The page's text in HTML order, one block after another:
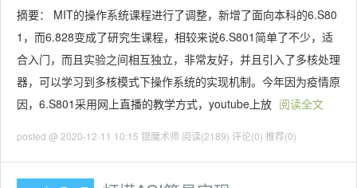
摘要： MIT的操作系统课程进行了调整，新增了面向本科的6.S80
1，而6.828变成了研究生课程，相较来说6.S801简单了不少，适
合入门，而且实验之间相互独立，非常友好，并且引入了多核处理
器，可以学习到多核模式下操作系统的实现机制。今年因为疫情原
因，6.S801采用网上直播的教学方式，youtube上放 阅读全文
posted @ 2020-12-11 10:15 银魔术师 阅读(2189) 评论(0) 推荐(0)